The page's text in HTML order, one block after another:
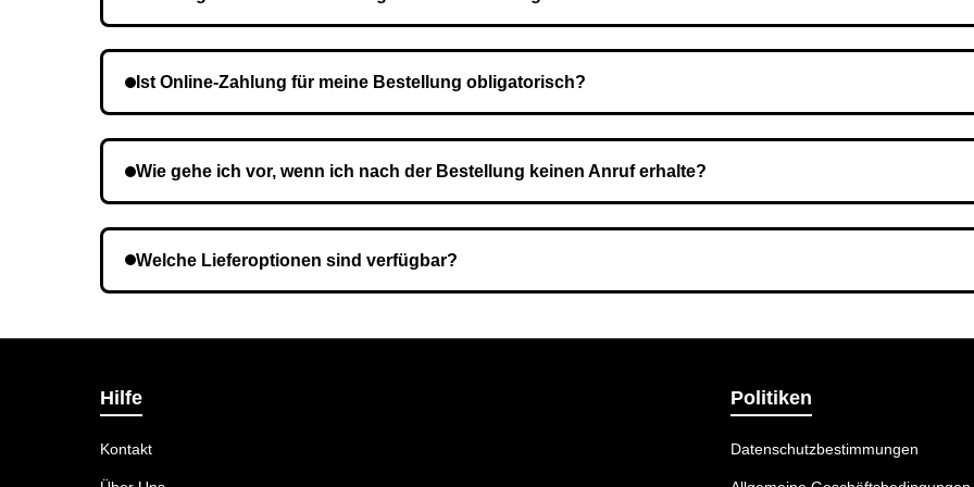
Ist Online-Zahlung für meine Bestellung obligatorisch?
Wie gehe ich vor, wenn ich nach der Bestellung keinen Anruf erhalte?
Welche Lieferoptionen sind verfügbar?
Hilfe
Kontakt
Politiken
Datenschutzbestimmungen